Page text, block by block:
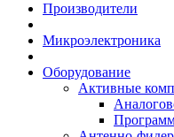
Производители
Микроэлектроника
Оборудование
Активные